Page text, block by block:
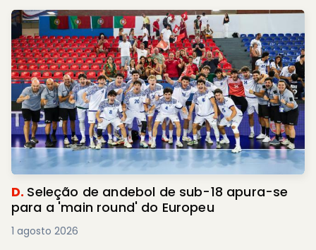
D. Seleção de andebol de sub-18 apura-se
para a 'main round' do Europeu
1 agosto 2026